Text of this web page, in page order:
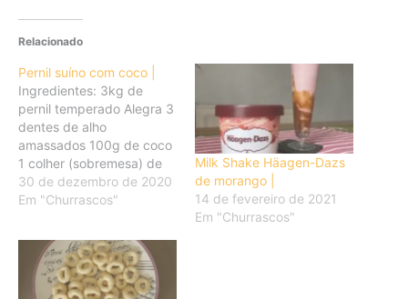
Relacionado
Pernil suíno com coco |
Ingredientes: 3kg de
pernil temperado Alegra 3
dentes de alho
amassados 100g de coco
1 colher (sobremesa) de
orégano 1 xícara de vinho
branco 2 colheres (sopa)
açúcar 1/2 xícara de água
fria Tomilho fresco a gosto
Pimenta-do-reino a…
30 de dezembro de 2020
Em "Churrascos"
Milk Shake Häagen-Dazs
de morango |
14 de fevereiro de 2021
Em "Churrascos"